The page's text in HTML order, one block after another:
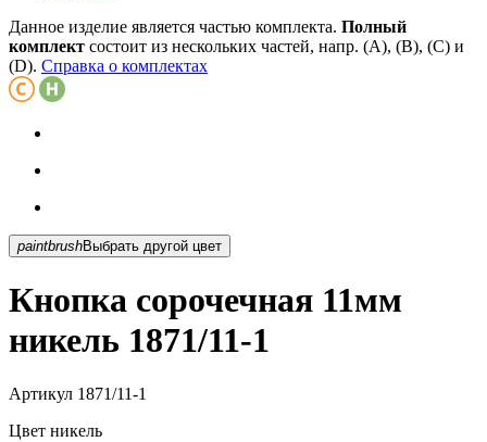
Данное изделие является частью комплекта. Полный
комплект состоит из нескольких частей, напр. (А), (B), (С) и
(D). Справка о комплектах
paintbrush Выбрать другой цвет
Кнопка сорочечная 11мм
никель 1871/11-1
Артикул 1871/11-1
Цвет никель